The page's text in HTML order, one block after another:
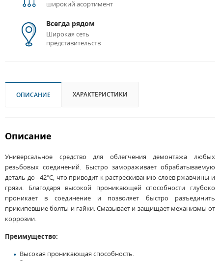
широкий асортимент
Всегда рядом
Широкая сеть
представительств
ОПИСАНИЕ ХАРАКТЕРИСТИКИ
Описание
Универсальное средство для облегчения демонтажа любых
резьбовых соединений. Быстро замораживает обрабатываемую
деталь до –42°C, что приводит к растрескиванию слоев ржавчины и
грязи. Благодаря высокой проникающей способности глубоко
проникает в соединение и позволяет быстро разъединить
прикипевшие болты и гайки. Смазывает и защищает механизмы от
коррозии.
Преимущество:
Высокая проникающая способность.